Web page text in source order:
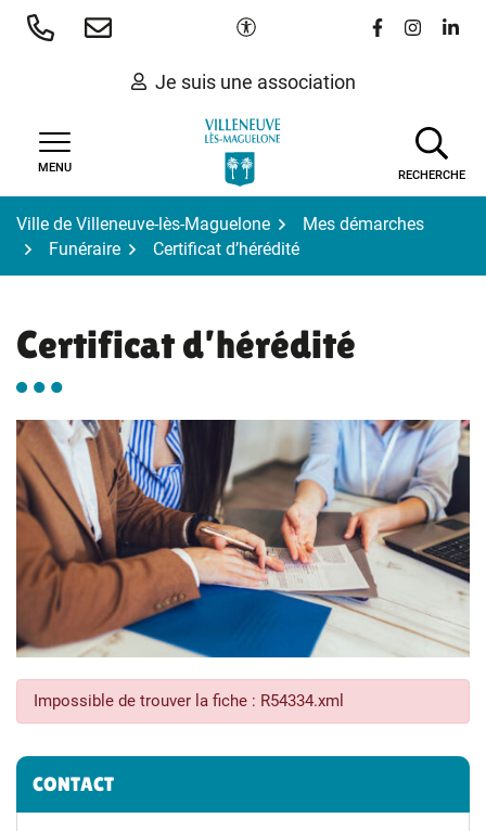
Aller
Paramètres d'accessibilité
Lien vers le
Lien vers
Lien
Je suis une association
MENU
RECHERCHE
Ville de Villeneuve-lès-Maguelone
Mes démarches
Funéraire
Certificat d’hérédité
Certificat d’hérédité
Impossible de trouver la fiche : R54334.xml
Informations complémentaires
CONTACT